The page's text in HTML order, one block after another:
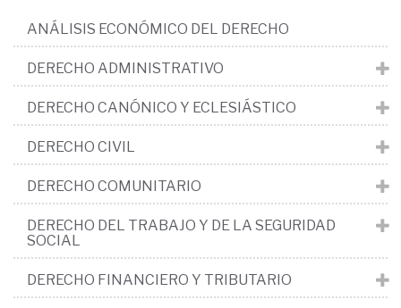
ANÁLISIS ECONÓMICO DEL DERECHO
DERECHO ADMINISTRATIVO
DERECHO CANÓNICO Y ECLESIÁSTICO
DERECHO CIVIL
DERECHO COMUNITARIO
DERECHO DEL TRABAJO Y DE LA SEGURIDAD
SOCIAL
DERECHO FINANCIERO Y TRIBUTARIO